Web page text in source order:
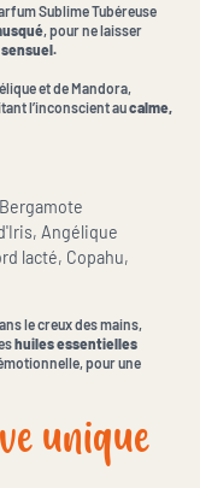
Sublime Tubéreuse
, pour ne laisser
et de Mandora,
l’inconscient aucalme,
Angélique
lacté, Copahu,
le creux des mains,
huiles essentielles
pour une
unique